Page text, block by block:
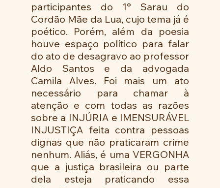
participantes do 1° Sarau do
Cordão Mãe da Lua, cujo tema já é
poético. Porém, além da poesia
houve espaço político para falar
do ato de desagravo ao professor
Aldo Santos e da advogada
Camila Alves. Foi mais um ato
necessário para chamar à
atenção e com todas as razões
sobre a INJÚRIA e IMENSURÁVEL
INJUSTIÇA feita contra pessoas
dignas que não praticaram crime
nenhum. Aliás, é uma VERGONHA
que a justiça brasileira ou parte
dela esteja praticando essa